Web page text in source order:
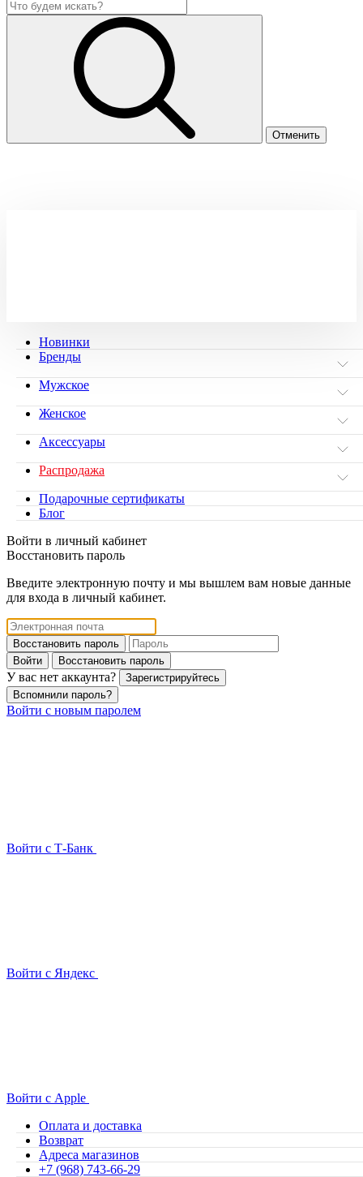
Новинки
Бренды
Мужское
Женское
Аксессуары
Распродажа
Подарочные сертификаты
Блог
Войти в личный кабинет
Восстановить пароль
Введите электронную почту и мы вышлем вам новые данные
для входа в личный кабинет.
Восстановить пароль
Войти
Восстановить пароль
У вас нет аккаунта?
Зарегистрируйтесь
Вспомнили пароль?
Войти с новым паролем
Войти с Т-Банк
Войти с Яндекс
Войти с Apple
Оплата и доставка
Возврат
Адреса магазинов
+7 (968) 743-66-29